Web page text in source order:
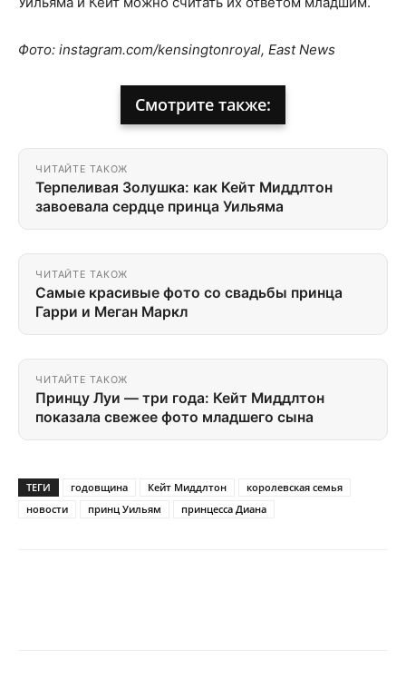
Фото: instagram.com/kensingtonroyal, East News
Смотрите также:
ЧИТАЙТЕ ТАКОЖ
Терпеливая Золушка: как Кейт Миддлтон
завоевала сердце принца Уильяма
ЧИТАЙТЕ ТАКОЖ
Самые красивые фото со свадьбы принца
Гарри и Меган Маркл
ЧИТАЙТЕ ТАКОЖ
Принцу Луи — три года: Кейт Миддлтон
показала свежее фото младшего сына
ТЕГИ годовщина Кейт Миддлтон
королевская семья
новости
принц Уильям принцесса Диана